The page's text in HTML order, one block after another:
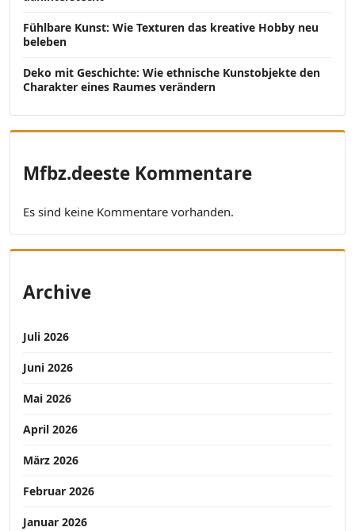
Fühlbare Kunst: Wie Texturen das kreative Hobby neu
beleben
Deko mit Geschichte: Wie ethnische Kunstobjekte den
Charakter eines Raumes verändern
Mfbz.deeste Kommentare
Es sind keine Kommentare vorhanden.
Archive
Juli 2026
Juni 2026
Mai 2026
April 2026
März 2026
Februar 2026
Januar 2026